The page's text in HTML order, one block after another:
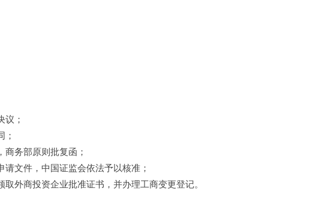
议；
；
商务部原则批复函；
请文件，中国证监会依法予以核准；
取外商投资企业批准证书，并办理工商变更登记。